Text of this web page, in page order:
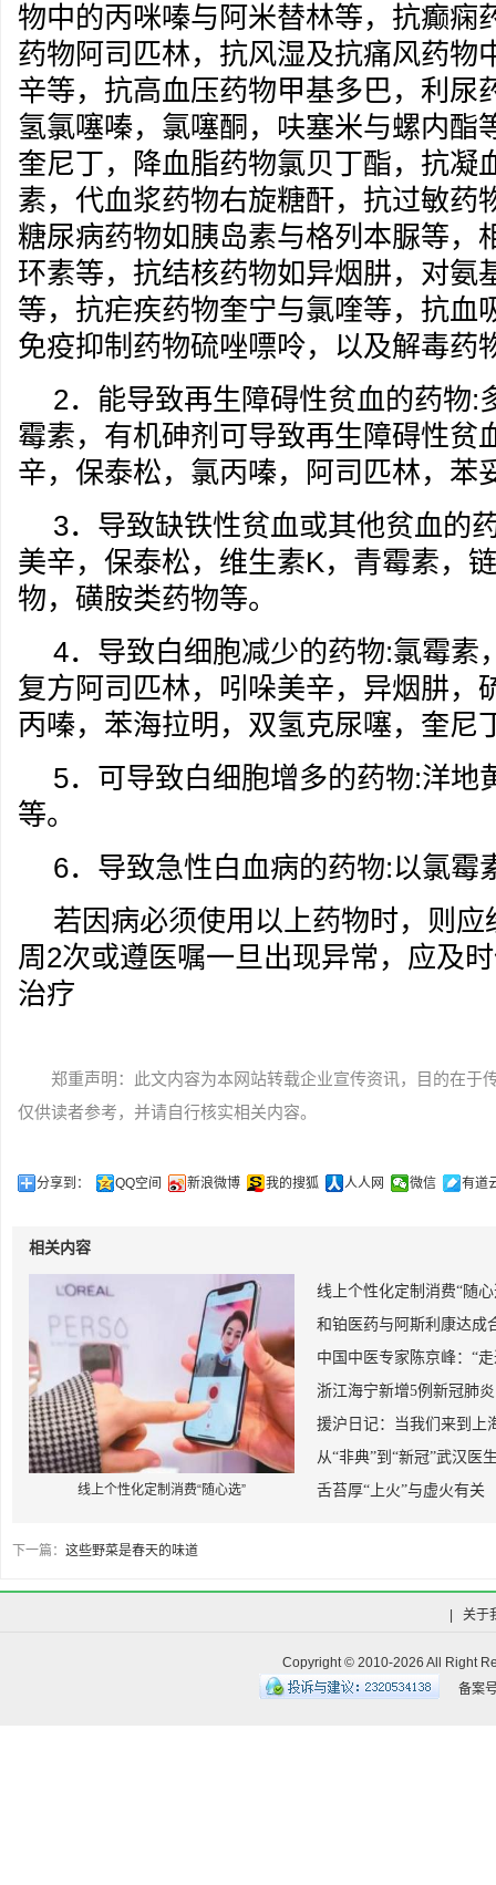
物中的丙咪嗪与阿米替林等，抗癫痫
药物阿司匹林，抗风湿及抗痛风药物
辛等，抗高血压药物甲基多巴，利尿
氢氯噻嗪，氯噻酮，呋塞米与螺内酯
奎尼丁，降血脂药物氯贝丁酯，抗凝
素，代血浆药物右旋糖酐，抗过敏药
糖尿病药物如胰岛素与格列本脲等，
环素等，抗结核药物如异烟肼，对氨
等，抗疟疾药物奎宁与氯喹等，抗血
免疫抑制药物硫唑嘌呤，以及解毒药
2．能导致再生障碍性贫血的药物:
霉素，有机砷剂可导致再生障碍性贫
辛，保泰松，氯丙嗪，阿司匹林，苯
3．导致缺铁性贫血或其他贫血的
美辛，保泰松，维生素K，青霉素，
物，磺胺类药物等。
4．导致白细胞减少的药物:氯霉素
复方阿司匹林，吲哚美辛，异烟肼，
丙嗪，苯海拉明，双氢克尿噻，奎尼
5．可导致白细胞增多的药物:洋地
等。
6．导致急性白血病的药物:以氯霉
若因病必须使用以上药物时，则
周2次或遵医嘱一旦出现异常，应及
治疗
郑重声明：此文内容为本网站转载企业宣传资讯，目的在于
仅供读者参考，并请自行核实相关内容。
分享到： QQ空间 新浪微博 我的搜狐 人人网 微信 有道
相关内容
线上个性化定制消费“随心选”
线上个性化定制消费“随心
和铂医药与阿斯利康达成
中国中医专家陈京峰：“
浙江海宁新增5例新冠肺
援沪日记：当我们来到上
从“非典”到“新冠”武汉医
舌苔厚“上火”与虚火有关
下一篇： 这些野菜是春天的味道
关于
Copyright © 2010-2026 All Right
备案